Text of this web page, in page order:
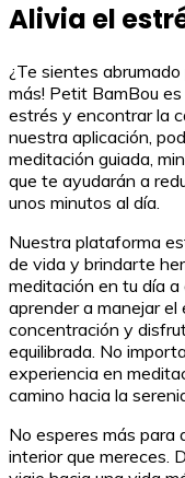
Alivia el
¿Te sientes
más! Petit BamBou
estrés y encontrar la
nuestra aplicación,
meditación guiada,
que te ayudarán a
unos minutos al día.
Nuestra plataforma
de vida y brindarte
meditación en tu día
aprender a manejar
concentración y
equilibrada. No
experiencia en
camino hacia la
No esperes más para
interior que mereces.